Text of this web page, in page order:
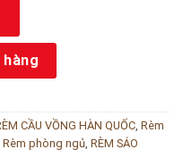
Fivestar- mã Grace số
CẦU VỒNG HÀN QUỐC Rèm
Rèm phòng ngủ RÈM SÁO